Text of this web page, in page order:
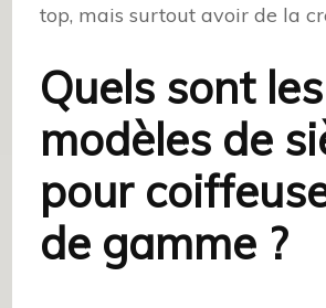
top, mais surtout avoir de la
Quels sont les
modèles de
pour
de gamme ?